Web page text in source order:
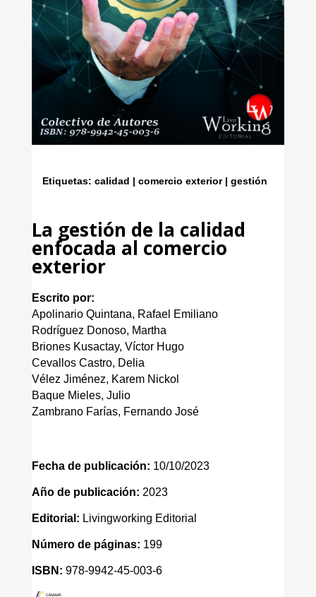
Etiquetas: calidad | comercio exterior | gestión
La gestión de la calidad
enfocada al comercio
exterior
Escrito por:
Apolinario Quintana, Rafael Emiliano
Rodríguez Donoso, Martha
Briones Kusactay, Víctor Hugo
Cevallos Castro, Delia
Vélez Jiménez, Karem Nickol
Baque Mieles, Julio
Zambrano Farías, Fernando José
Fecha de publicación: 10/10/2023
Año de publicación: 2023
Editorial: Livingworking Editorial
Número de páginas: 199
ISBN: 978-9942-45-003-6